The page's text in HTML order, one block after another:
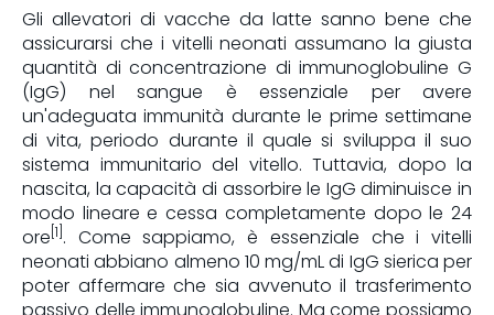
Gli allevatori di vacche da latte sanno bene che
assicurarsi che i vitelli neonati assumano la giusta
quantità di concentrazione di immunoglobuline G
(IgG) nel sangue è essenziale per avere
un'adeguata immunità durante le prime settimane
di vita, periodo durante il quale si sviluppa il suo
sistema immunitario del vitello. Tuttavia, dopo la
nascita, la capacità di assorbire le IgG diminuisce in
modo lineare e cessa completamente dopo le 24
ore [1] . Come sappiamo, è essenziale che i vitelli
neonati abbiano almeno 10 mg/mL di IgG sierica per
poter affermare che sia avvenuto il trasferimento